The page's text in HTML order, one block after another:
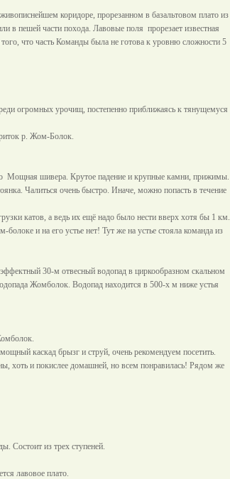
коридоре, прорезанном в базальтовом плато из
в пешей части похода. Лавовые поля прорезает известная
что часть Команды была не готова к уровню сложности 5
огромных урочищ, постепенно приближаясь к тянущемуся
р. Жом-Болок.
Мощная шивера. Крутое падение и крупные камни, прижимы.
Чалиться очень быстро. Иначе, можно попасть в течение
катов, а ведь их ещё надо было нести вверх хотя бы 1 км.
и на его устье нет! Тут же на устье стояла команда из
30-м отвесный водопад в циркообразном скальном
Жомболок. Водопад находится в 500-х м ниже устья
каскад брызг и струй, очень рекомендуем посетить.
хоть и покислее домашней, но всем понравилась! Рядом же
Состоит из трех ступеней.
лавовое плато.